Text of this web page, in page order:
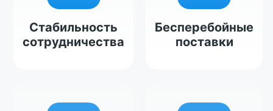
Стабильность
сотрудничества
Бесперебойные
поставки